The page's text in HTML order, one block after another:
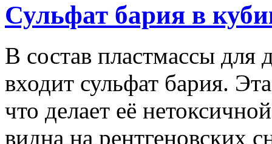
Сульфат бария в
В состав пластмассы для
входит сульфат бария.
что делает её
видна на рентгеновских